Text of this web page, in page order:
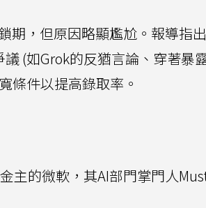
期，但原因略顯尷尬。報導指
(如Grok的反猶言論、穿著暴
條件以提高錄取率。
主的微軟，其AI部門掌門人